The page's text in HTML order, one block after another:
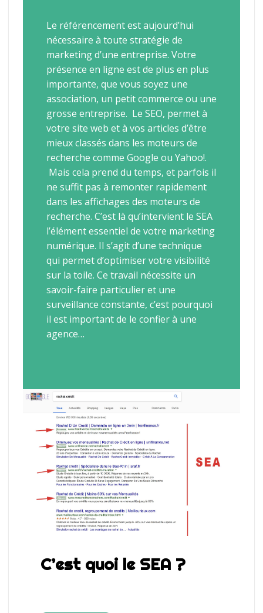
Le référencement est aujourd’hui
nécessaire à toute stratégie de
marketing d’une entreprise. Votre
présence en ligne est de plus en plus
importante, que vous soyez une
association, un petit commerce ou une
grosse entreprise. Le SEO, permet à
votre site web et à vos articles d’être
mieux classés dans les moteurs de
recherche comme Google ou Yahoo!.
Mais cela prend du temps, et parfois il
ne suffit pas à remonter rapidement
dans les affichages des moteurs de
recherche. C’est là qu’intervient le SEA
l’élément essentiel de votre marketing
numérique. Il s’agit d’une technique
qui permet d’optimiser votre visibilité
sur la toile. Ce travail nécessite un
savoir-faire particulier et une
surveillance constante, c’est pourquoi
il est important de le confier à une
agence…
C’est quoi le SEA ?